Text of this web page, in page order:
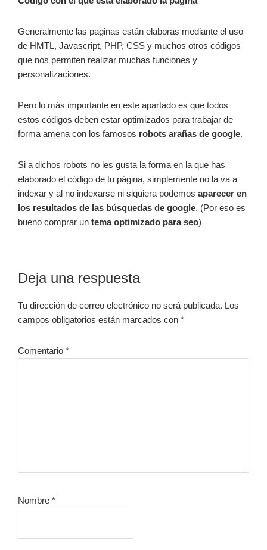
Generalmente las paginas están elaboras mediante el uso
de HMTL, Javascript, PHP, CSS y muchos otros códigos
que nos permiten realizar muchas funciones y
personalizaciones.
Pero lo más importante en este apartado es que todos
estos códigos deben estar optimizados para trabajar de
forma amena con los famosos robots arañas de google.
Si a dichos robots no les gusta la forma en la que has
elaborado el código de tu página, simplemente no la va a
indexar y al no indexarse ni siquiera podemos aparecer en
los resultados de las búsquedas de google. (Por eso es
bueno comprar un tema optimizado para seo)
Interacciones
con
los
Deja una respuesta
Tu dirección de correo electrónico no será publicada. Los
campos obligatorios están marcados con *
Comentario *
Nombre *